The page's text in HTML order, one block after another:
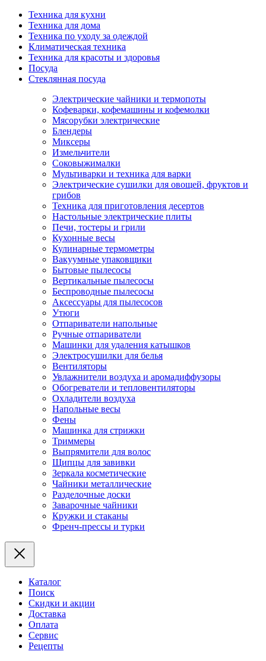
Техника для кухни
Техника для дома
Техника по уходу за одеждой
Климатическая техника
Техника для красоты и здоровья
Посуда
Стеклянная посуда
Электрические чайники и термопоты
Кофеварки, кофемашины и кофемолки
Мясорубки электрические
Блендеры
Миксеры
Измельчители
Соковыжималки
Мультиварки и техника для варки
Электрические сушилки для овощей, фруктов и
грибов
Техника для приготовления десертов
Настольные электрические плиты
Печи, тостеры и грили
Кухонные весы
Кулинарные термометры
Вакуумные упаковщики
Бытовые пылесосы
Вертикальные пылесосы
Беспроводные пылесосы
Аксессуары для пылесосов
Утюги
Отпариватели напольные
Ручные отпариватели
Машинки для удаления катышков
Электросушилки для белья
Вентиляторы
Увлажнители воздуха и аромадиффузоры
Обогреватели и тепловентиляторы
Охладители воздуха
Напольные весы
Фены
Машинка для стрижки
Триммеры
Выпрямители для волос
Щипцы для завивки
Зеркала косметические
Чайники металлические
Разделочные доски
Заварочные чайники
Кружки и стаканы
Френч-прессы и турки
Каталог
Поиск
Скидки и акции
Доставка
Оплата
Сервис
Рецепты